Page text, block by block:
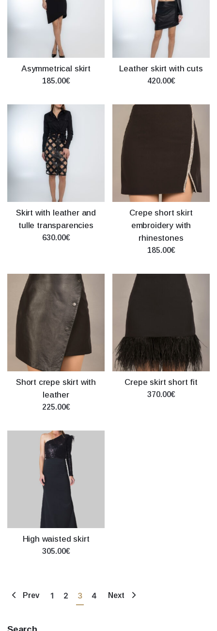
Asymmetrical skirt
185.00€
Leather skirt with cuts
420.00€
Skirt with leather and
tulle transparencies
630.00€
Crepe short skirt
embroidery with
rhinestones
185.00€
Short crepe skirt with
leather
225.00€
Crepe skirt short fit
370.00€
High waisted skirt
305.00€
Prev 1 2 3 4 Next